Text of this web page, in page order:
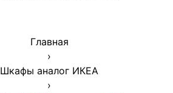
Главная
›
Шкафы аналог ИКЕА
›